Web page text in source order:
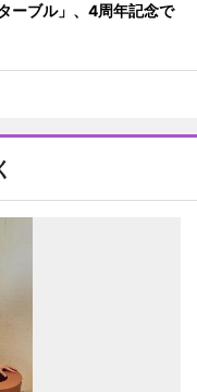
ーブル」、4周年記念で